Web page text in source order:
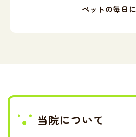
ペットの毎日に
当院について